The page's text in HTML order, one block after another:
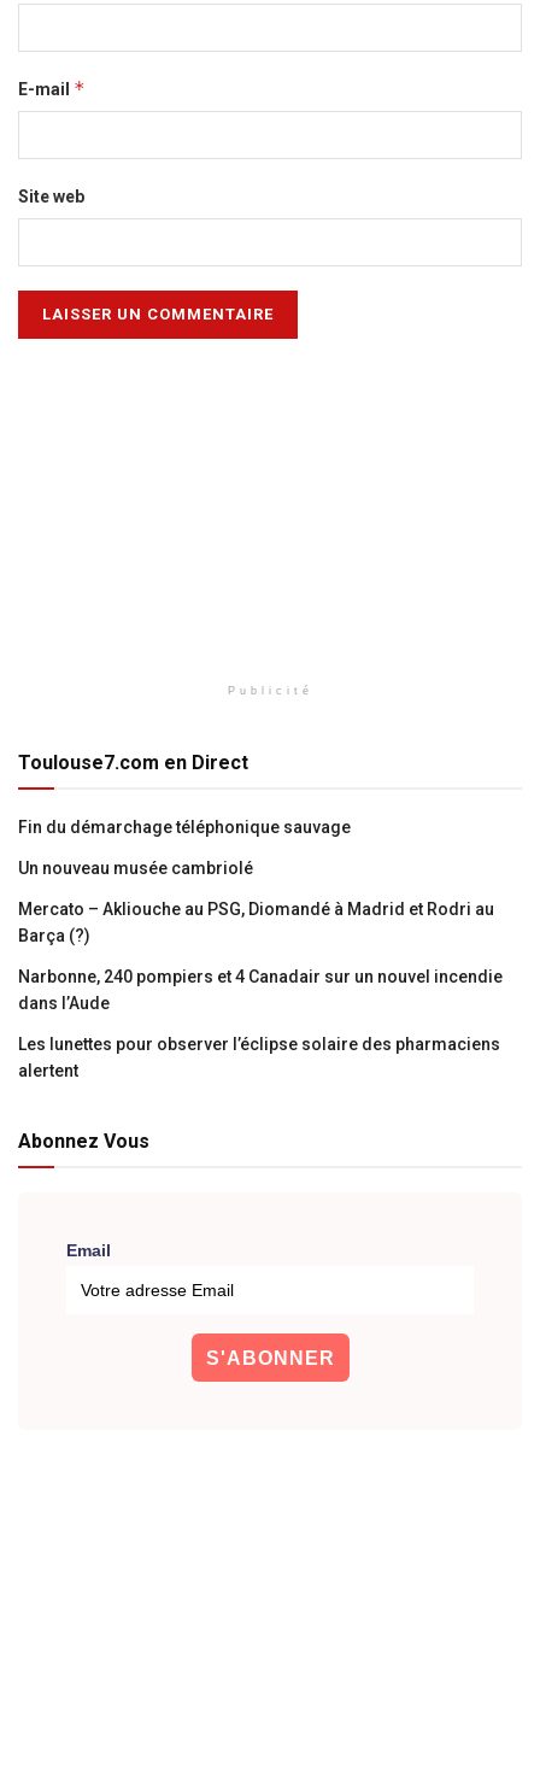
E-mail *
Site web
Publicité
Toulouse7.com en Direct
Fin du démarchage téléphonique sauvage
Un nouveau musée cambriolé
Mercato – Akliouche au PSG, Diomandé à Madrid et Rodri au
Barça (?)
Narbonne, 240 pompiers et 4 Canadair sur un nouvel incendie
dans l’Aude
Les lunettes pour observer l’éclipse solaire des pharmaciens
alertent
Abonnez Vous
Email